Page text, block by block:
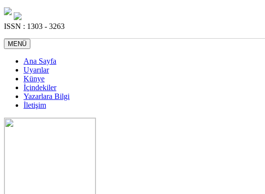
ISSN : 1303 - 3263
MENÜ
Ana Sayfa
Uyarılar
Künye
İçindekiler
Yazarlara Bilgi
İletişim